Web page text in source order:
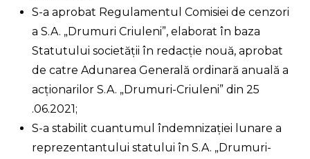
S-a aprobat Regulamentul Comisiei de cenzori
a S.A. „Drumuri Criuleni”, elaborat în baza
Statutului societății în redacție nouă, aprobat
de catre Adunarea Generală ordinară anuală a
acționarilor S.A. „Drumuri-Criuleni” din 25
.06.2021;
S-a stabilit cuantumul îndemnizației lunare a
reprezentantului statului în S.A. „Drumuri-